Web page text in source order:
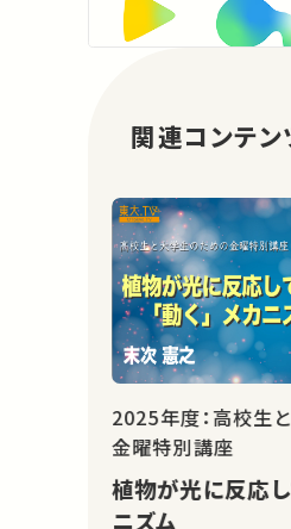
関連コンテン
2025年度：高校生
金曜特別講座
植物が光に反応し
ニズム